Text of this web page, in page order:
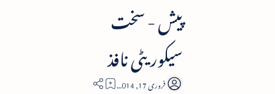
پیش - سخت
سیکوریٹی نافذ
1